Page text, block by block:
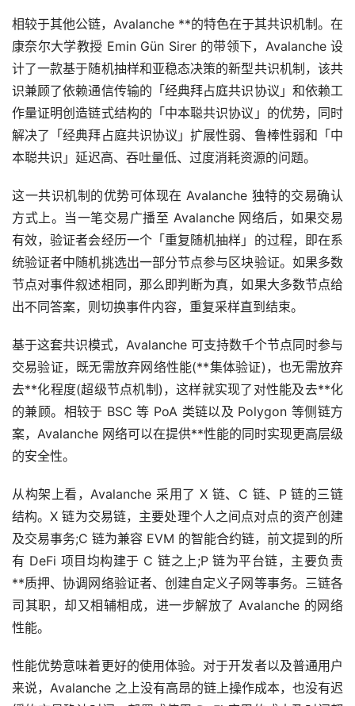
相较于其他公链，Avalanche **的特色在于其共识机制。在
康奈尔大学教授 Emin Gün Sirer 的带领下，Avalanche 设
计了一款基于随机抽样和亚稳态决策的新型共识机制，该共
识兼顾了依赖通信传输的「经典拜占庭共识协议」和依赖工
作量证明创造链式结构的「中本聪共识协议」的优势，同时
解决了「经典拜占庭共识协议」扩展性弱、鲁棒性弱和「中
本聪共识」延迟高、吞吐量低、过度消耗资源的问题。
这一共识机制的优势可体现在 Avalanche 独特的交易确认
方式上。当一笔交易广播至 Avalanche 网络后，如果交易
有效，验证者会经历一个「重复随机抽样」的过程，即在系
统验证者中随机挑选出一部分节点参与区块验证。如果多数
节点对事件叙述相同，那么即判断为真，如果大多数节点给
出不同答案，则切换事件内容，重复采样直到结束。
基于这套共识模式，Avalanche 可支持数千个节点同时参与
交易验证，既无需放弃网络性能(**集体验证)，也无需放弃
去**化程度(超级节点机制)，这样就实现了对性能及去**化
的兼顾。相较于 BSC 等 PoA 类链以及 Polygon 等侧链方
案，Avalanche 网络可以在提供**性能的同时实现更高层级
的安全性。
从构架上看，Avalanche 采用了 X 链、C 链、P 链的三链
结构。X 链为交易链，主要处理个人之间点对点的资产创建
及交易事务;C 链为兼容 EVM 的智能合约链，前文提到的所
有 DeFi 项目均构建于 C 链之上;P 链为平台链，主要负责
**质押、协调网络验证者、创建自定义子网等事务。三链各
司其职，却又相辅相成，进一步解放了 Avalanche 的网络
性能。
性能优势意味着更好的使用体验。对于开发者以及普通用户
来说，Avalanche 之上没有高昂的链上操作成本，也没有迟